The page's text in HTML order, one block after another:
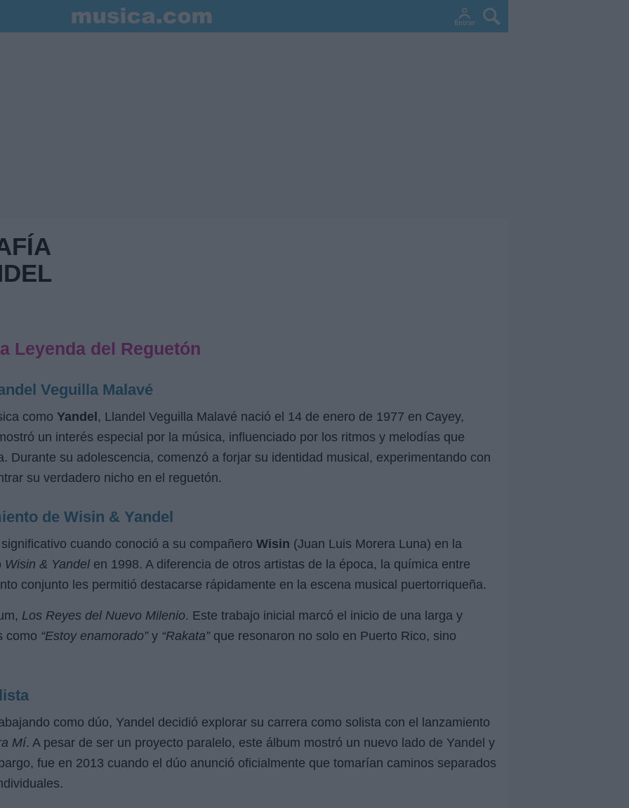
Leyenda del Reguetón
Veguilla Malavé
como Yandel , Llandel Veguilla Malavé nació el 14 de enero de 1977 en Cayey,
un interés especial por la música, influenciado por los ritmos y melodías que
Durante su adolescencia, comenzó a forjar su identidad musical, experimentando con
su verdadero nicho en el reguetón.
de Wisin & Yandel
cuando conoció a su compañero Wisin (Juan Luis Morera Luna) en la
Wisin & Yandel en 1998. A diferencia de otros artistas de la época, la química entre
conjunto les permitió destacarse rápidamente en la escena musical puertorriqueña.
Los Reyes del Nuevo Milenio. Este trabajo inicial marcó el inicio de una larga y
como “Estoy enamorado”y “Rakata”que resonaron no solo en Puerto Rico, sino
como dúo, Yandel decidió explorar su carrera como solista con el lanzamiento
Mí. A pesar de ser un proyecto paralelo, este álbum mostró un nuevo lado de Yandel y
fue en 2013 cuando el dúo anunció oficialmente que tomarían caminos separados